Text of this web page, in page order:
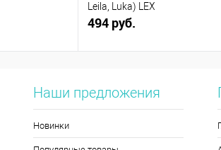
Leila, Luka) LEX
494 руб.
Наши предложения
Новинки